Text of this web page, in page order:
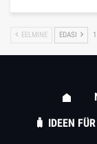
EELMINE EDASI
🧳 IDEEN